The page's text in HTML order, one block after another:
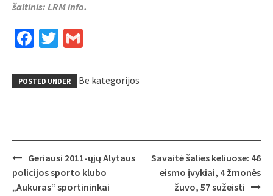
šaltinis: LRM info.
Facebook
Twitter
POSTED UNDER Be kategorijos
Post
navigation
Geriausi 2011-ųjų Alytaus
policijos sporto klubo
„Aukuras“ sportininkai
Savaitė šalies keliuose: 46
eismo įvykiai, 4 žmonės
žuvo, 57 sužeisti